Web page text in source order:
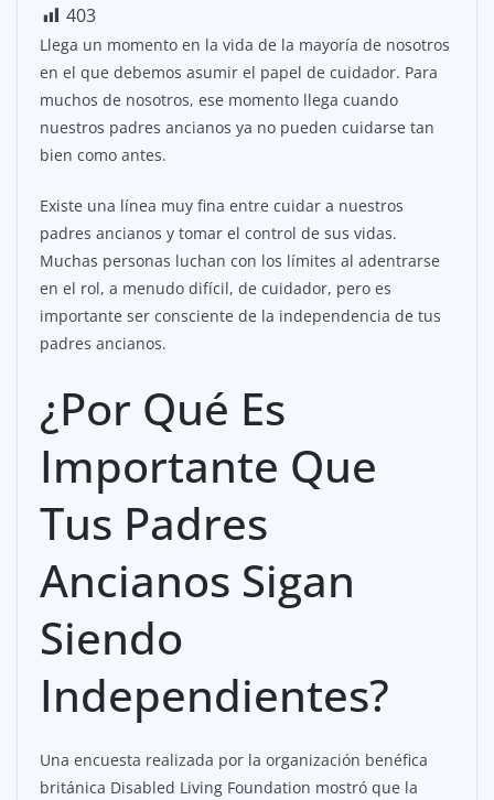
403
Llega un momento en la vida de la mayoría de nosotros
en el que debemos asumir el papel de cuidador. Para
muchos de nosotros, ese momento llega cuando
nuestros padres ancianos ya no pueden cuidarse tan
bien como antes.
Existe una línea muy fina entre cuidar a nuestros
padres ancianos y tomar el control de sus vidas.
Muchas personas luchan con los límites al adentrarse
en el rol, a menudo difícil, de cuidador, pero es
importante ser consciente de la independencia de tus
padres ancianos.
¿Por Qué Es
Importante Que
Tus Padres
Ancianos Sigan
Siendo
Independientes?
Una encuesta realizada por la organización benéfica
británica Disabled Living Foundation mostró que la